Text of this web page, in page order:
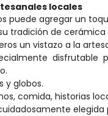
locales
puede agregar un
tradición de cerámica
un vistazo a la
disfrutable
y globos.
comida, historias